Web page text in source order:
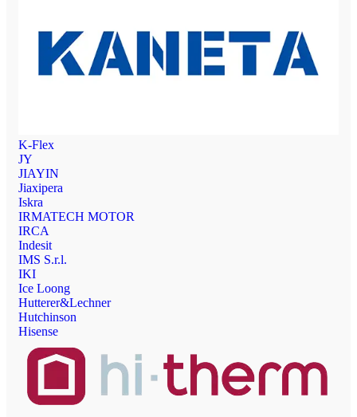
K-Flex
JY
JIAYIN
Jiaxipera
Iskra
IRMATECH MOTOR
IRCA
Indesit
IMS S.r.l.
IKI
Ice Loong
Hutterer&Lechner
Hutchinson
Hisense